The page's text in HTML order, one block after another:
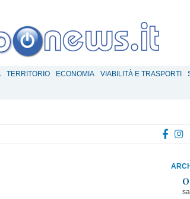
TERRITORIO ECONOMIA VIABILITÀ E TRASPORTI